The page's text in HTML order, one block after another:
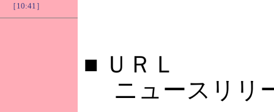
［10:41］
■ ＵＲＬ
ニュースリリ